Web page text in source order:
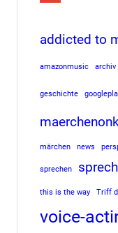
addicted to
amazonmusic archiv
geschichte
märchen news
sprechen
this is the way Triff
voice-